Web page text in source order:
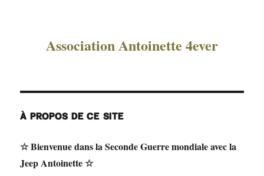
Association Antoinette 4ever
À PROPOS DE CE SITE
☆ Bienvenue dans la Seconde Guerre mondiale avec la
Jeep Antoinette ☆